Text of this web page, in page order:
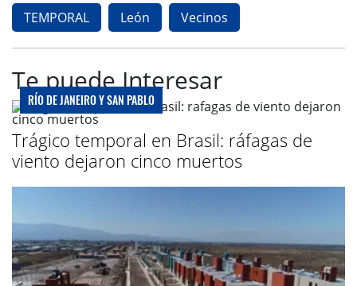
TEMPORAL León Vecinos
Te puede Interesar
RÍO DE JANEIRO Y SAN PABLO
Trágico temporal en Brasil: ráfagas de
viento dejaron cinco muertos